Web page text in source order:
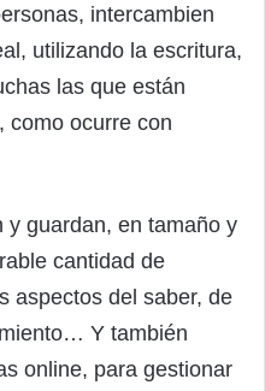
intercambien
utilizando la escritura,
las que están
, como ocurre con
y guardan, en tamaño y
cantidad de
aspectos del saber, de
Y también
online, para gestionar